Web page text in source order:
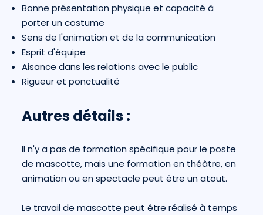
Bonne présentation physique et capacité à
porter un costume
Sens de l'animation et de la communication
Esprit d'équipe
Aisance dans les relations avec le public
Rigueur et ponctualité
Autres détails :
Il n'y a pas de formation spécifique pour le poste
de mascotte, mais une formation en théâtre, en
animation ou en spectacle peut être un atout.
Le travail de mascotte peut être réalisé à temps